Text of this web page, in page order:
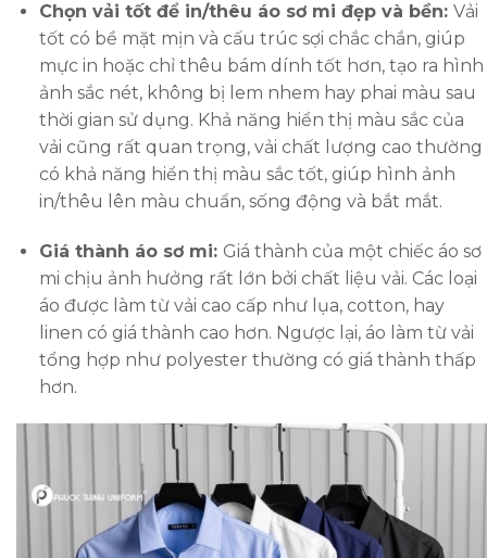
Chọn vải tốt để in/thêu áo sơ mi đẹp và bền: Vải
tốt có bề mặt mịn và cấu trúc sợi chắc chắn, giúp
mực in hoặc chỉ thêu bám dính tốt hơn, tạo ra hình
ảnh sắc nét, không bị lem nhem hay phai màu sau
thời gian sử dụng. Khả năng hiển thị màu sắc của
vải cũng rất quan trọng, vải chất lượng cao thường
có khả năng hiển thị màu sắc tốt, giúp hình ảnh
in/thêu lên màu chuẩn, sống động và bắt mắt.
Giá thành áo sơ mi: Giá thành của một chiếc áo sơ
mi chịu ảnh hưởng rất lớn bởi chất liệu vải. Các loại
áo được làm từ vải cao cấp như lụa, cotton, hay
linen có giá thành cao hơn. Ngược lại, áo làm từ vải
tổng hợp như polyester thường có giá thành thấp
hơn.